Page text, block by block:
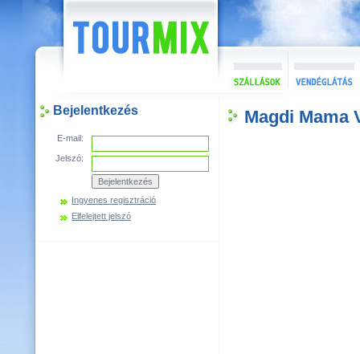
Bejelentkezés
E-mail:
Jelszó:
Ingyenes regisztráció
Elfelejtett jelszó
Magdi Mama